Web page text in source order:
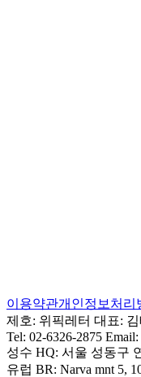
이용약관개인정보처리
제호: 위픽레터 대표:
Tel: 02-6326-2875 Email:
성수 HQ: 서울 성동구
유럽 BR: Narva mnt 5,